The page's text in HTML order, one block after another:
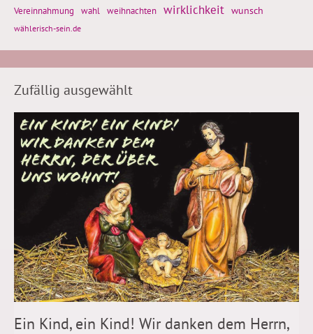
Vereinnahmung wahl weihnachten wirklichkeit wunsch
wählerisch-sein.de
Zufällig ausgewählt
Ein Kind, ein Kind! Wir danken dem Herrn,